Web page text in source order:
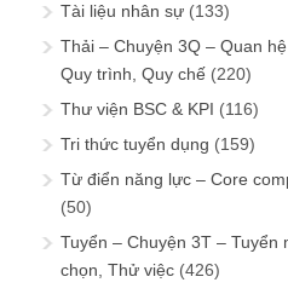
Tài liệu nhân sự (133)
Thải – Chuyện 3Q – Quan
Quy trình, Quy chế (220)
Thư viện BSC & KPI (116)
Tri thức tuyển dụng (159)
Từ điển năng lực – Core
(50)
Tuyển – Chuyện 3T – Tuyển
chọn, Thử việc (426)